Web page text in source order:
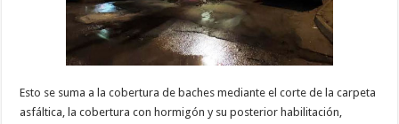
Esto se suma a la cobertura de baches mediante el corte de la carpeta
asfáltica, la cobertura con hormigón y su posterior habilitación,